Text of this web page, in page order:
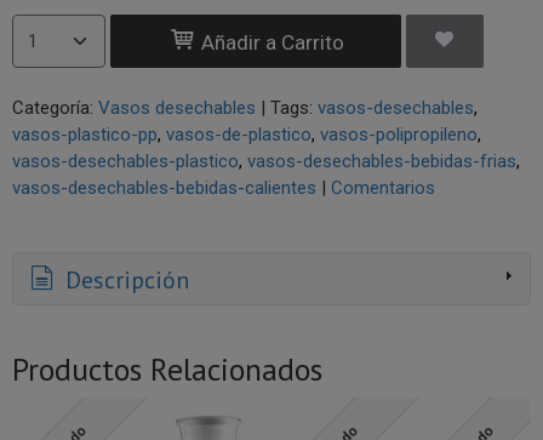
Añadir a Carrito
Categoría: Vasos desechables | Tags: vasos-desechables
vasos-plastico-pp vasos-de-plastico vasos-polipropileno
vasos-desechables-plastico vasos-desechables-bebidas-frias
vasos-desechables-bebidas-calientes | Comentarios
Descripción
Productos Relacionados